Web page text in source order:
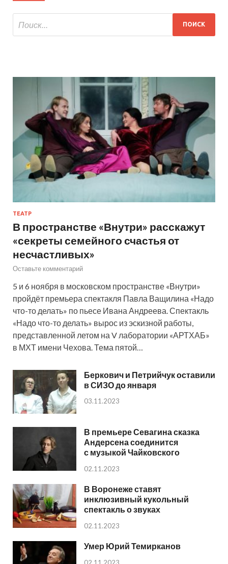
ТЕАТР
В пространстве «Внутри» расскажут
«секреты семейного счастья от
несчастливых»
Оставьте комментарий
5 и 6 ноября в московском пространстве «Внутри»
пройдёт премьера спектакля Павла Ващилина «Надо
что-то делать» по пьесе Ивана Андреева. Спектакль
«Надо что-то делать» вырос из эскизной работы,
представленной летом на V лаборатории «АРТХАБ»
в МХТ имени Чехова. Тема пятой…
Беркович и Петрийчук оставили
в СИЗО до января
03.11.2023
В премьере Севагина сказка
Андерсена соединится
с музыкой Чайковского
02.11.2023
В Воронеже ставят
инклюзивный кукольный
спектакль о звуках
02.11.2023
Умер Юрий Темирканов
02.11.2023